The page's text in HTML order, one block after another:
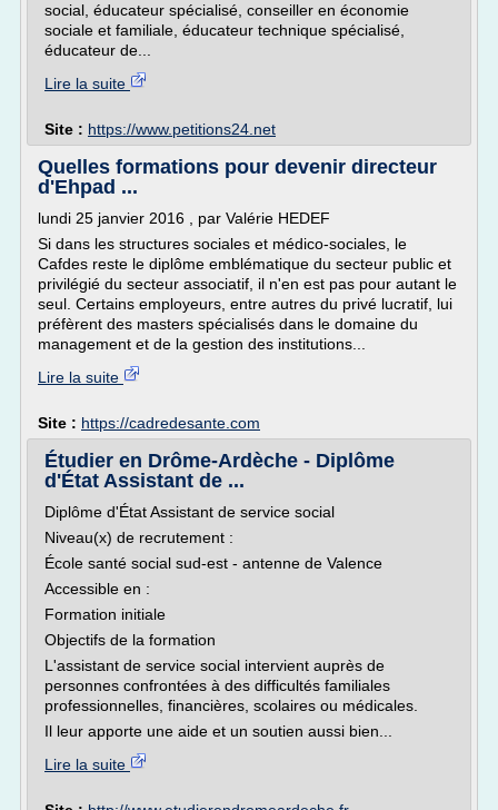
social, éducateur spécialisé, conseiller en économie
sociale et familiale, éducateur technique spécialisé,
éducateur de...
Lire la suite
Site : https://www.petitions24.net
Quelles formations pour devenir directeur
d'Ehpad ...
lundi 25 janvier 2016 , par Valérie HEDEF
Si dans les structures sociales et médico-sociales, le
Cafdes reste le diplôme emblématique du secteur public et
privilégié du secteur associatif, il n'en est pas pour autant le
seul. Certains employeurs, entre autres du privé lucratif, lui
préfèrent des masters spécialisés dans le domaine du
management et de la gestion des institutions...
Lire la suite
Site : https://cadredesante.com
Étudier en Drôme-Ardèche - Diplôme
d'État Assistant de ...
Diplôme d'État Assistant de service social
Niveau(x) de recrutement :
École santé social sud-est - antenne de Valence
Accessible en :
Formation initiale
Objectifs de la formation
L'assistant de service social intervient auprès de
personnes confrontées à des difficultés familiales
professionnelles, financières, scolaires ou médicales.
Il leur apporte une aide et un soutien aussi bien...
Lire la suite